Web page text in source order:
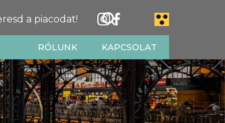
a piacodat!
RÓLUNK KAPCSOLAT